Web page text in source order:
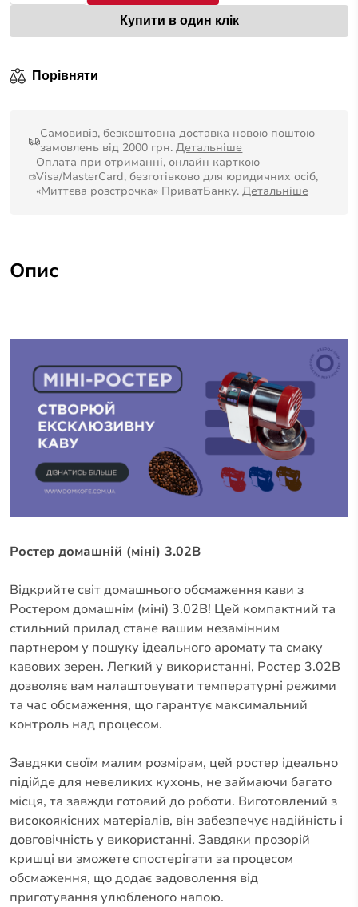
Купити в один клік
Порівняти
Самовивіз, безкоштовна доставка новою поштою
замовлень від 2000 грн.Детальніше
Оплата при отриманні, онлайн карткою
Visa/MasterCard, безготівково для юридичних осіб,
«Миттєва розстрочка» ПриватБанку. Детальніше
Опис
Ростер домашній (міні) 3.02B
Відкрийте світ домашнього обсмаження кави з
Ростером домашнім (міні) 3.02B! Цей компактний та
стильний прилад стане вашим незамінним
партнером у пошуку ідеального аромату та смаку
кавових зерен. Легкий у використанні, Ростер 3.02B
дозволяє вам налаштовувати температурні режими
та час обсмаження, що гарантує максимальний
контроль над процесом.
Завдяки своїм малим розмірам, цей ростер ідеально
підійде для невеликих кухонь, не займаючи багато
місця, та завжди готовий до роботи. Виготовлений з
високоякісних матеріалів, він забезпечує надійність і
довговічність у використанні. Завдяки прозорій
кришці ви зможете спостерігати за процесом
обсмаження, що додає задоволення від
приготування улюбленого напою.